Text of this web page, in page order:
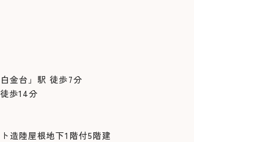
台」駅 徒歩7分
14分
陸屋根地下1階付5階建